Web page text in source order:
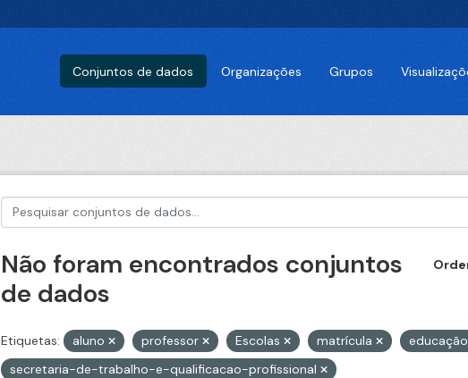
Conjuntos de dados Organizações Grupos
Não foram encontrados conjuntos
de dados
Etiquetas: aluno professor Escolas matrícula educação
secretaria-de-trabalho-e-qualificacao-profissional